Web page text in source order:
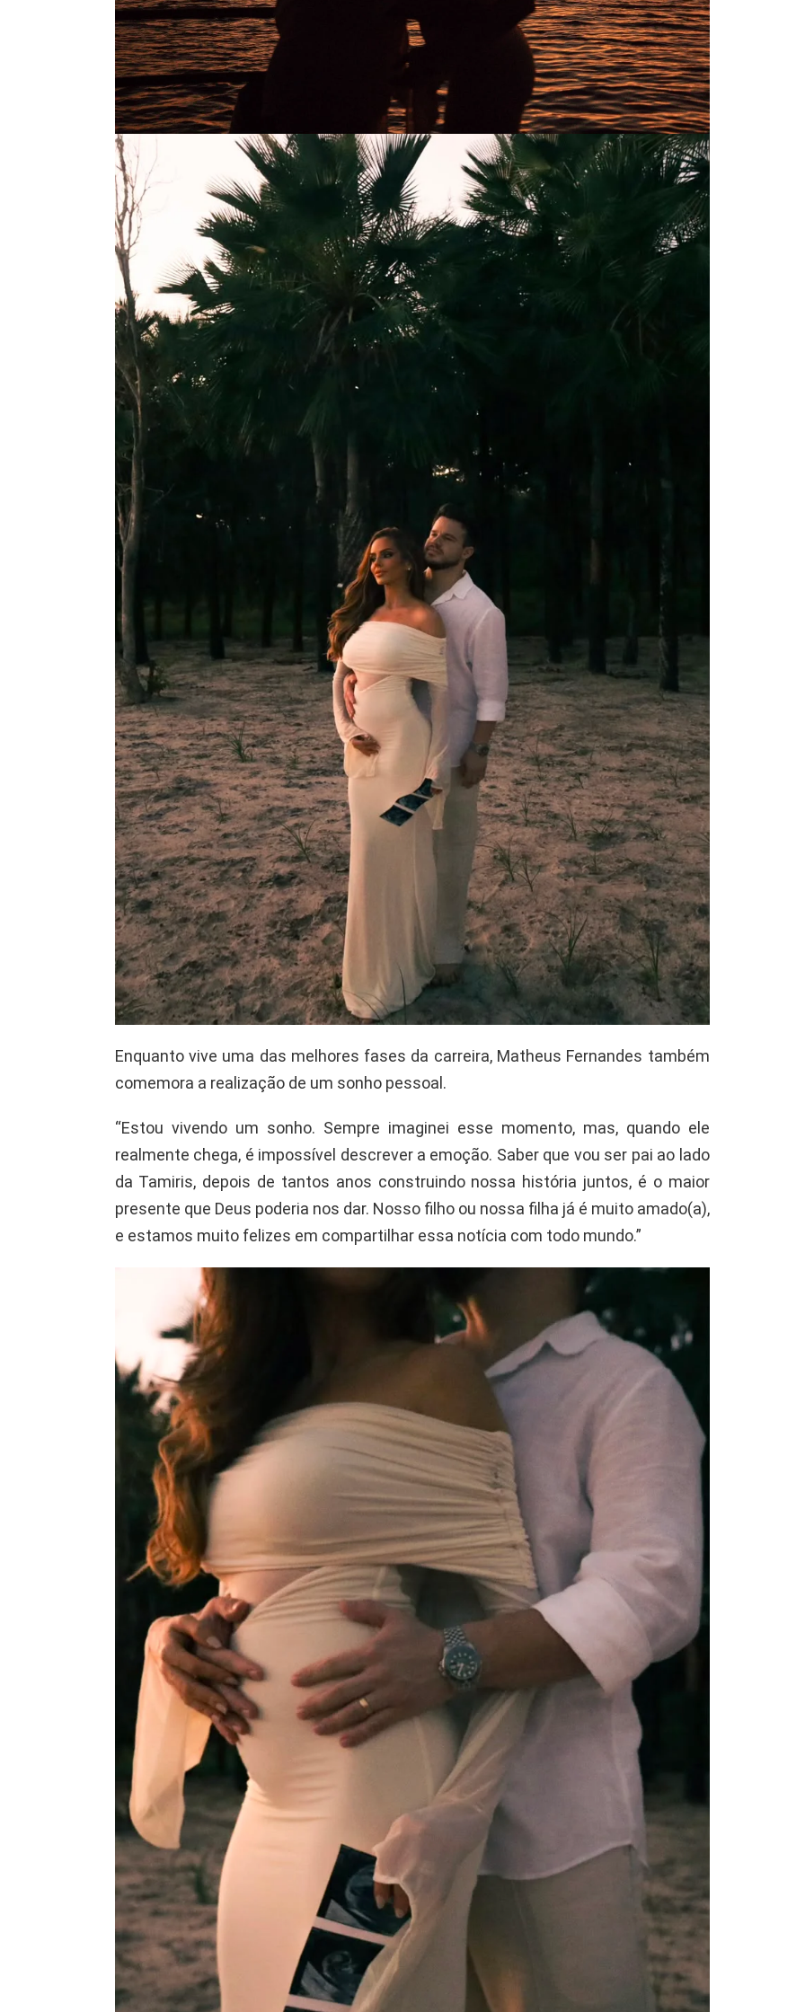
Enquanto vive uma das melhores fases da carreira, Matheus Fernandes também
comemora a realização de um sonho pessoal.
“Estou vivendo um sonho. Sempre imaginei esse momento, mas, quando ele
realmente chega, é impossível descrever a emoção. Saber que vou ser pai ao lado
da Tamiris, depois de tantos anos construindo nossa história juntos, é o maior
presente que Deus poderia nos dar. Nosso filho ou nossa filha já é muito amado(a),
e estamos muito felizes em compartilhar essa notícia com todo mundo.”